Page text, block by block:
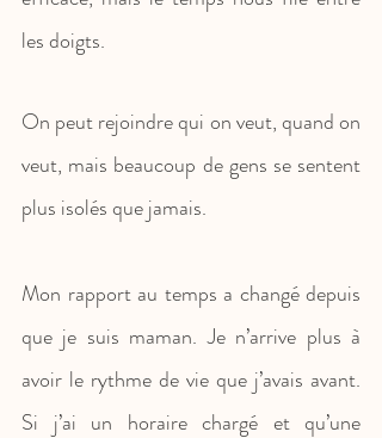
les doigts.
On peut rejoindre qui on veut, quand on
veut, mais beaucoup de gens se sentent
plus isolés que jamais.
Mon rapport au temps a changé depuis
que je suis maman. Je n’arrive plus à
avoir le rythme de vie que j’avais avant.
Si j’ai un horaire chargé et qu’une